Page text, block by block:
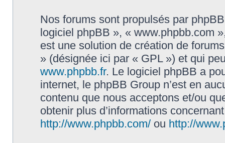
Nos forums sont propulsés par
logiciel phpBB », « www.phpbb.com
est une solution de création de
» (désignée ici par « GPL ») et qui
www.phpbb.fr. Le logiciel phpBB a
internet, le phpBB Group n’est en
contenu que nous acceptons et/ou
obtenir plus d’informations
http://www.phpbb.com/ ou http://